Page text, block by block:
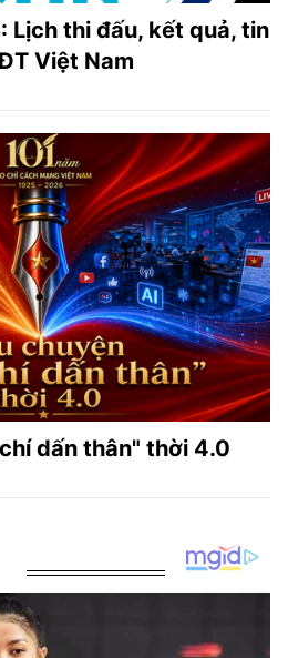
Lịch thi đấu, kết quả, tin
Việt Nam
dấn thân" thời 4.0